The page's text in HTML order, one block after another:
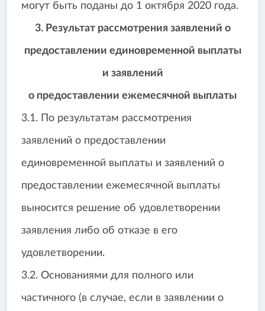
могут быть поданы до 1 октября 2020 года.
3. Результат рассмотрения заявлений о
предоставлении единовременной выплаты
и заявлений
о предоставлении ежемесячной выплаты
3.1. По результатам рассмотрения
заявлений о предоставлении
единовременной выплаты и заявлений о
предоставлении ежемесячной выплаты
выносится решение об удовлетворении
заявления либо об отказе в его
удовлетворении.
3.2. Основаниями для полного или
частичного (в случае, если в заявлении о